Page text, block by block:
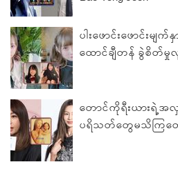
ပါးဖောင်းဖောင်းမျ
ထောင်ချီတန် ခွဲစိတ်
တောင်ကိုရီးယားရဲ့အ
ပရိသတ်တွေမသိကြတေ